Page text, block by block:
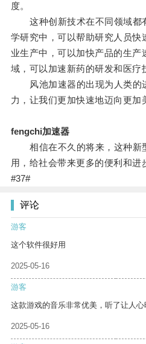
度。
这种创新技术在不同领域都
学研究中，可以帮助研究人员快
业生产中，可以加快产品的生产
域，可以加速新药的研发和医疗
风池加速器的出现为人类的
力，让我们更加快速地迈向更加
fengchi加速器
相信在不久的将来，这种新
用，给社会带来更多的便利和进
#37#
评论
游客
这个软件很好用
2025-05-16
游客
这款游戏的音乐非常优美，听了让人心
2025-05-16